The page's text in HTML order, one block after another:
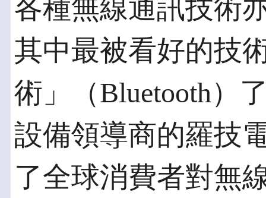
各種無線通訊技術
其中最被看好的技
術」（Bluetooth）
設備領導商的羅技
了全球消費者對無